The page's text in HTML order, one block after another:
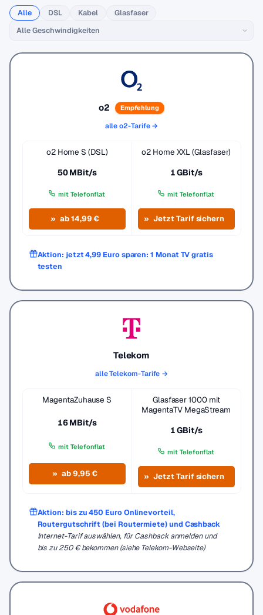
Alle DSL Kabel Glasfaser
o2 Empfehlung
alle o2-Tarife →
o2 Home S (DSL)
50 MBit/s
mit Telefonflat
ab 14,99 €
o2 Home XXL (Glasfaser)
1 GBit/s
mit Telefonflat
Jetzt Tarif sichern
Aktion: jetzt 4,99 Euro sparen: 1 Monat TV gratis
testen
Telekom
alle Telekom-Tarife →
MagentaZuhause S
16 MBit/s
mit Telefonflat
ab 9,95 €
Glasfaser 1000 mit
MagentaTV MegaStream
1 GBit/s
mit Telefonflat
Jetzt Tarif sichern
Aktion: bis zu 450 Euro Onlinevorteil,
Routergutschrift (bei Routermiete) und Cashback
Internet-Tarif auswählen, für Cashback anmelden und
bis zu 250 € bekommen (siehe Telekom-Webseite)